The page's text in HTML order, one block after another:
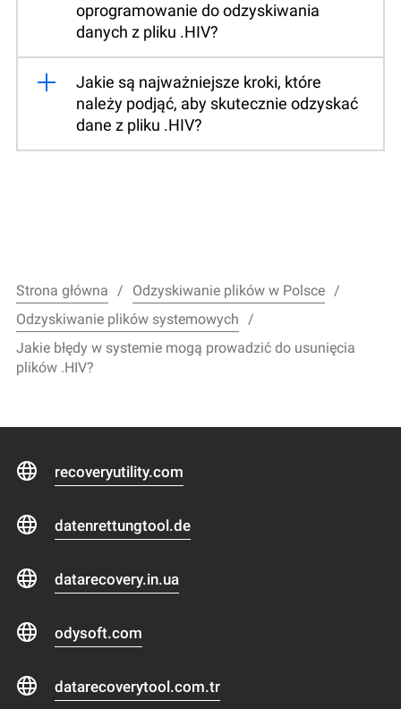
oprogramowanie do odzyskiwania
danych z pliku .HIV?
Jakie są najważniejsze kroki, które
należy podjąć, aby skutecznie odzyskać
dane z pliku .HIV?
Strona główna
Odzyskiwanie plików w Polsce
Odzyskiwanie plików systemowych
Jakie błędy w systemie mogą prowadzić do usunięcia
plików .HIV?
recoveryutility.com
datenrettungtool.de
datarecovery.in.ua
odysoft.com
datarecoverytool.com.tr